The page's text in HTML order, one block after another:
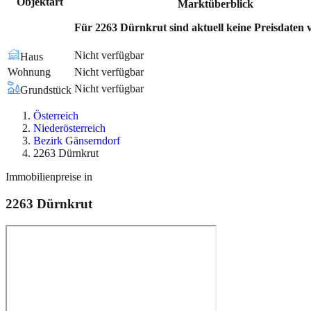
Marktüberblick
Für 2263 Dürnkrut sind aktuell keine Preisdaten
Haus
Nicht verfügbar
Wohnung
Nicht verfügbar
Grundstück Nicht verfügbar
Österreich
Niederösterreich
Bezirk Gänserndorf
2263 Dürnkrut
Immobilienpreise in
2263 Dürnkrut